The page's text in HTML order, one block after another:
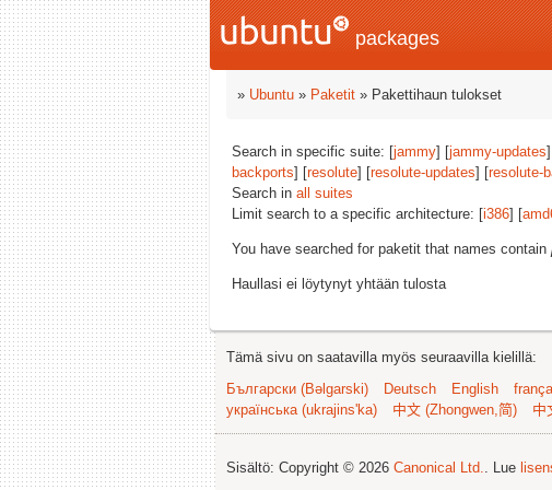
packages
» Ubuntu » Paketit » Pakettihaun tulokset
Search in specific suite: [jammy] [jammy-updates
backports] [resolute] [resolute-updates] [resolute-
Search in all suites
Limit search to a specific architecture: [i386] [
You have searched for paketit that names contain
Haullasi ei löytynyt yhtään tulosta
Tämä sivu on saatavilla myös seuraavilla kielillä:
Български (Bəlgarski)
Deutsch English
українська (ukrajins'ka)
中文 (Zhongwen,简) 中
Sisältö: Copyright © 2026 Canonical Ltd.. Lue